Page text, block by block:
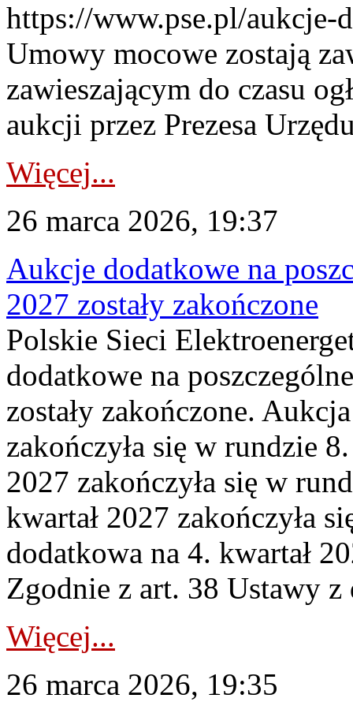
https://www.pse.pl/aukcje-
Umowy mocowe zostają
zawieszającym do czasu
aukcji przez Prezesa
Więcej...
26 marca 2026, 19:37
Aukcje dodatkowe na
2027 zostały zakończone
Polskie Sieci
dodatkowe na
zostały zakończone.
zakończyła się w rundzie
2027 zakończyła się w
kwartał 2027 zakończyła
dodatkowa na 4. kwartał
Zgodnie z art. 38 Ustawy
Więcej...
26 marca 2026, 19:35